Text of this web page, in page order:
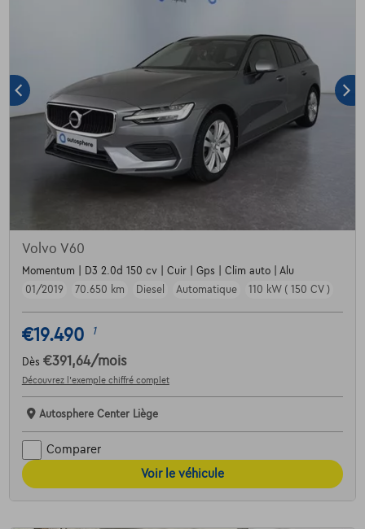
Volvo V60
Momentum | D3 2.0d 150 cv | Cuir | Gps | Clim auto | Alu
01/2019
70.650 km Diesel Automatique 110 kW ( 150 CV )
€19.490 1
Dès €391,64/mois
Découvrez l’exemple chiffré complet
Autosphere Center Liège
Comparer
Voir le véhicule